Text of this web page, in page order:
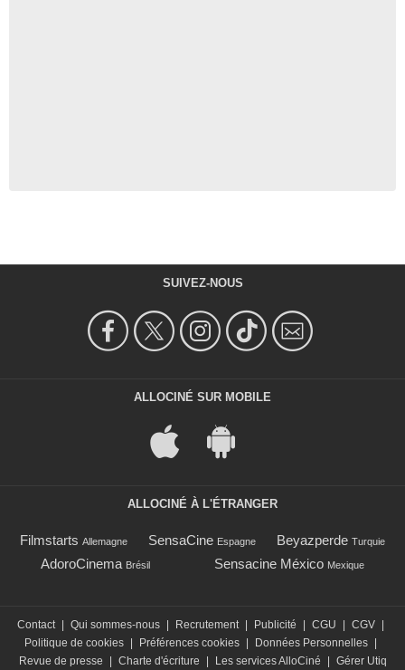
SUIVEZ-NOUS
ALLOCINÉ SUR MOBILE
ALLOCINÉ À L'ÉTRANGER
Filmstarts Allemagne SensaCine Espagne Beyazperde Turquie
AdoroCinema Brésil Sensacine México Mexique
Contact Qui sommes-nous Recrutement Publicité CGU CGV
Politique de cookies
Préférences cookies Données Personnelles
Revue de presse
Charte d'écriture Les services AlloCiné Gérer Utiq